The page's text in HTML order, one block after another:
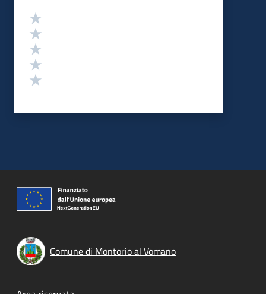
Valutazione
Comune di Montorio al Vomano